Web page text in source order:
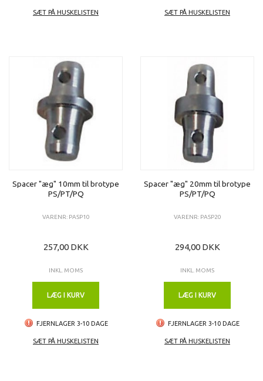
SÆT PÅ HUSKELISTEN SÆT PÅ HUSKELISTEN
Spacer "æg" 10mm til brotype
PS/PT/PQ
VARENR: PASP10
257,00 DKK
INKL. MOMS
LÆG I KURV
FJERNLAGER 3-10 DAGE
SÆT PÅ HUSKELISTEN
Spacer "æg" 20mm til brotype
PS/PT/PQ
VARENR: PASP20
294,00 DKK
INKL. MOMS
LÆG I KURV
FJERNLAGER 3-10 DAGE
SÆT PÅ HUSKELISTEN